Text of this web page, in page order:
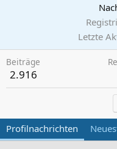
Letzte
Beiträge
2.916
Profilnachrichten